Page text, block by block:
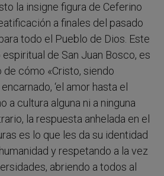
la insigne figura de Ceferino
a finales del pasado
todo el Pueblo de Dios. Este
de San Juan Bosco, es
de cómo «Cristo, siendo
‘el amor hasta el
a cultura alguna ni a ninguna
la respuesta anhelada en el
es lo que les da su identidad
y respetando a la vez
abriendo a todos al